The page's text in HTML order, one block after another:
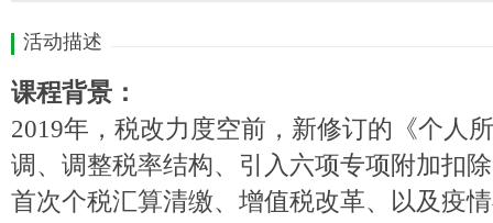
活动描述
课程背景：
2019年，税改力度空前 ， 新修订的《个人
调、调整税率结构、引入六项专项附加扣
首次个税汇算清缴、增值税改革、以及疫